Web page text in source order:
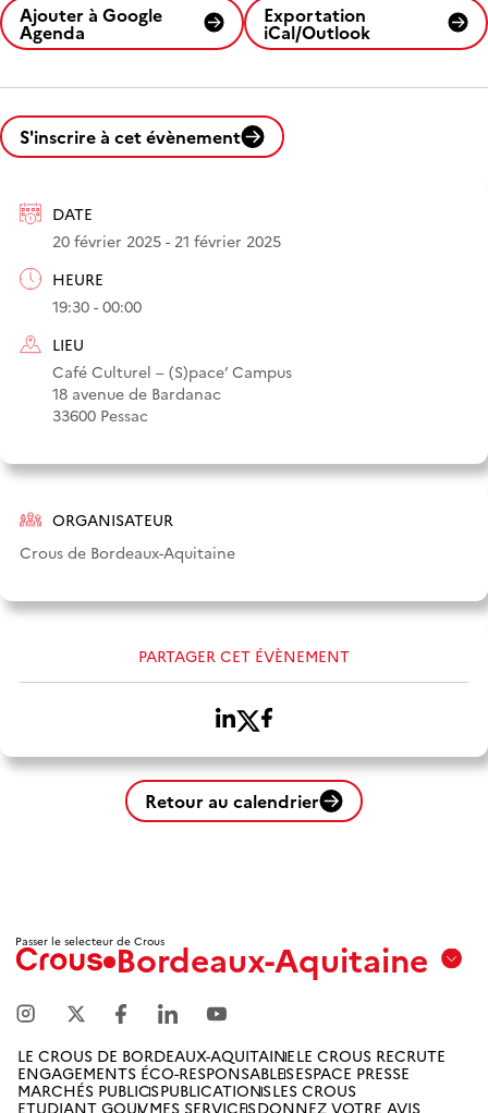
S'inscrire à cet évènement
DATE
20 février 2025 - 21 février 2025
HEURE
19:30 - 00:00
LIEU
Café Culturel – (S)pace’ Campus
18 avenue de Bardanac
33600 Pessac
ORGANISATEUR
Crous de Bordeaux-Aquitaine
PARTAGER CET ÉVÈNEMENT
Ajouter à Google
Agenda
Exportation
iCal/Outlook
Retour au calendrier
Passer le selecteur de CrousBordeaux-Aquitaine
Marseille
Amiens
LE CROUS DE BORDEAUX-AQUITAINELE CROUS RECRUTE
ENGAGEMENTS ÉCO-RESPONSABLESESPACE PRESSE
MARCHÉS PUBLICSPUBLICATIONSLES CROUS
ETUDIANT GOUVMES SERVICESDONNEZ VOTRE AVIS